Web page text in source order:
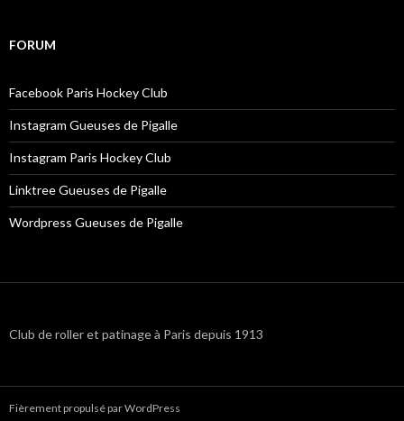
FORUM
Facebook Paris Hockey Club
Instagram Gueuses de Pigalle
Instagram Paris Hockey Club
Linktree Gueuses de Pigalle
Wordpress Gueuses de Pigalle
Club de roller et patinage à Paris depuis 1913
Fièrement propulsé par WordPress